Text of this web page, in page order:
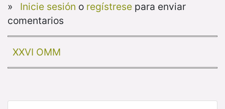
» Inicie sesión o regístresepara enviar
comentarios
XXVI OMM